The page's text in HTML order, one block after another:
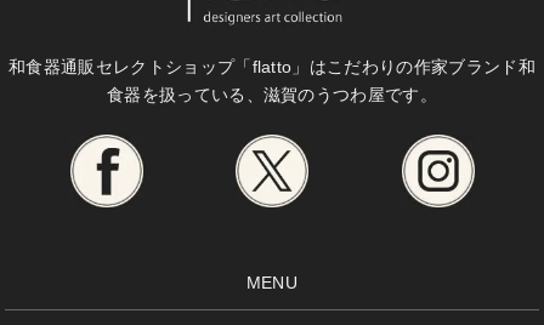
和食器通販セレクトショップ「flatto」はこだわりの作家ブランド和
食器を扱っている、滋賀のうつわ屋です。
MENU